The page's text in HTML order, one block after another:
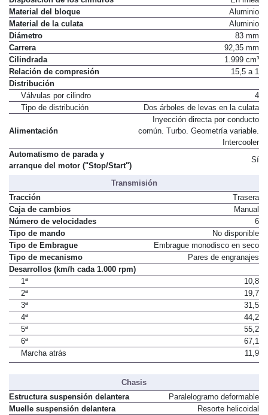
Material del bloque
Aluminio
Material de la culata
Aluminio
Diámetro
83 mm
Carrera
92,35 mm
Cilindrada
1.999 cm³
Relación de compresión
15,5 a 1
Distribución
Válvulas por cilindro
4
Tipo de distribución
Dos árboles de levas en la culata
Alimentación
Inyección directa por conducto
común. Turbo. Geometría variable.
Intercooler
Automatismo de parada y
arranque del motor ("Stop/Start")
Sí
Transmisión
Tracción
Trasera
Caja de cambios
Manual
Número de velocidades
6
Tipo de mando
No disponible
Tipo de Embrague
Embrague monodisco en seco
Tipo de mecanismo
Pares de engranajes
Desarrollos (km/h cada 1.000 rpm)
1ª
10,8
2ª
19,7
3ª
31,5
4ª
44,2
5ª
55,2
6ª
67,1
Marcha atrás
11,9
Chasis
Estructura suspensión delantera
Paralelogramo deformable
Muelle suspensión delantera
Resorte helicoidal